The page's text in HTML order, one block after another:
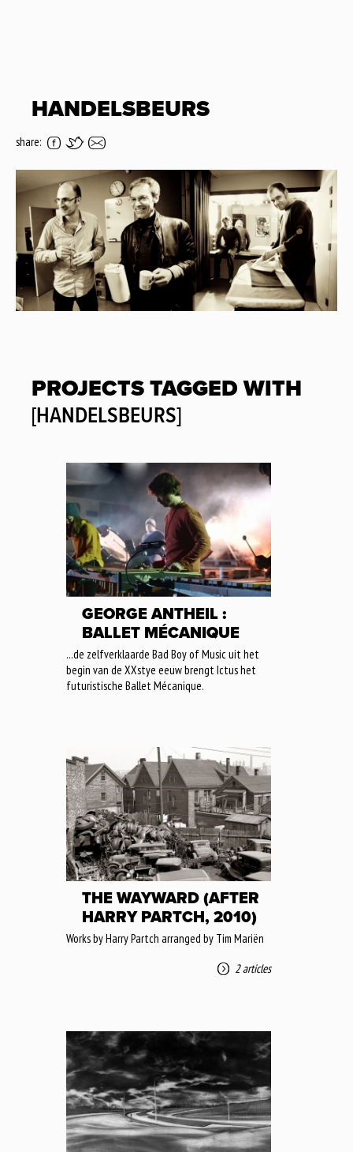
HANDELSBEURS
share:
PROJECTS TAGGED WITH
[HANDELSBEURS]
GEORGE ANTHEIL :
BALLET MÉCANIQUE
...de zelfverklaarde Bad Boy of Music uit het
begin van de XXstye eeuw brengt Ictus het
futuristische Ballet Mécanique.
THE WAYWARD (AFTER
HARRY PARTCH, 2010)
Works by Harry Partch arranged by Tim Mariën
2 articles